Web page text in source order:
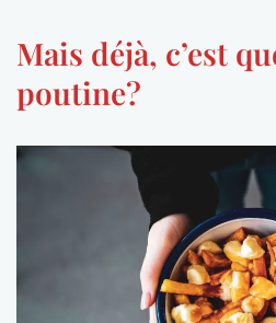
Mais déjà, c’est
poutine?